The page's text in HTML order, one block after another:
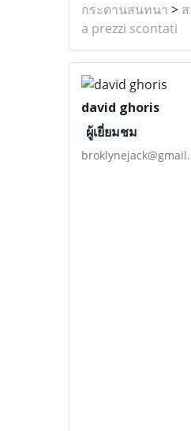
กระดานสนทนา >
a prezzi scontati
david ghoris
ผู้เยี่ยมชม